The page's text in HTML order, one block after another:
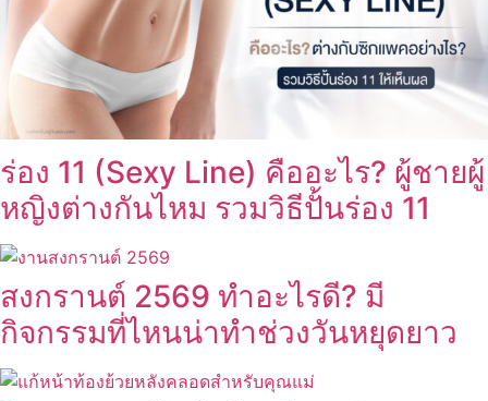
ร่อง 11 (Sexy Line) คืออะไร? ผู้ชายผู้
หญิงต่างกันไหม รวมวิธีปั้นร่อง 11
สงกรานต์ 2569 ทำอะไรดี? มี
กิจกรรมที่ไหนน่าทำช่วงวันหยุดยาว